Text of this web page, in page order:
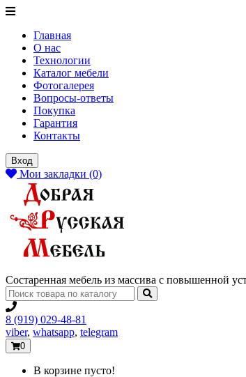
Главная
О нас
Технологии
Каталог мебели
Фотогалерея
Вопросы-ответы
Покупка
Гарантия
Контакты
Вход
Мои закладки (0)
Состаренная мебель из массива с повышенной
8 (919) 029-48-81
viber, whatsapp, telegram
0
В корзине пусто!